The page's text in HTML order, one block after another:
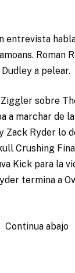
entrevista
Roman
a pelear.
sobre
a marchar de
Zack Ryder lo
Crushing
Kick para la
termina a
Continua abajo